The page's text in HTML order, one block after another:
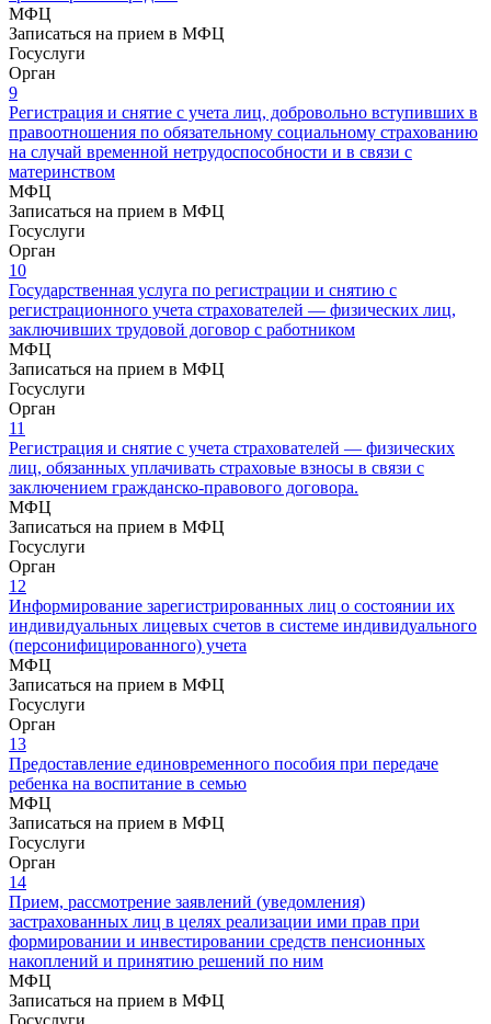
МФЦ
Записаться на прием в МФЦ
Госуслуги
Орган
9
Регистрация и снятие с учета лиц, добровольно вступивших в
правоотношения по обязательному социальному страхованию
на случай временной нетрудоспособности и в связи с
материнством
МФЦ
Записаться на прием в МФЦ
Госуслуги
Орган
10
Государственная услуга по регистрации и снятию с
регистрационного учета страхователей — физических лиц,
заключивших трудовой договор с работником
МФЦ
Записаться на прием в МФЦ
Госуслуги
Орган
11
Регистрация и снятие с учета страхователей — физических
лиц, обязанных уплачивать страховые взносы в связи с
заключением гражданско-правового договора.
МФЦ
Записаться на прием в МФЦ
Госуслуги
Орган
12
Информирование зарегистрированных лиц о состоянии их
индивидуальных лицевых счетов в системе индивидуального
(персонифицированного) учета
МФЦ
Записаться на прием в МФЦ
Госуслуги
Орган
13
Предоставление единовременного пособия при передаче
ребенка на воспитание в семью
МФЦ
Записаться на прием в МФЦ
Госуслуги
Орган
14
Прием, рассмотрение заявлений (уведомления)
застрахованных лиц в целях реализации ими прав при
формировании и инвестировании средств пенсионных
накоплений и принятию решений по ним
МФЦ
Записаться на прием в МФЦ
Госуслуги